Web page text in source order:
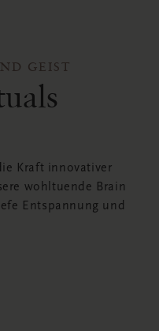
GEIST
Kraft innovativer
wohltuende Brain
Entspannung und